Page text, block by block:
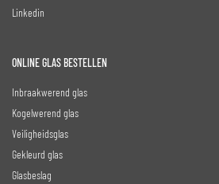
Linkedin
ONLINE GLAS BESTELLEN
Inbraakwerend glas
Kogelwerend glas
Veiligheidsglas
Gekleurd glas
Glasbeslag